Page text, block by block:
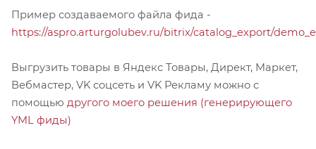
Пример создаваемого файла фида -
https://aspro.arturgolubev.ru/bitrix/catalog_export/
Выгрузить товары в Яндекс Товары, Директ, Маркет,
Вебмастер, VK соцсеть и VK Рекламу можно с
помощью другого моего решения (генерирующего
YML фиды)